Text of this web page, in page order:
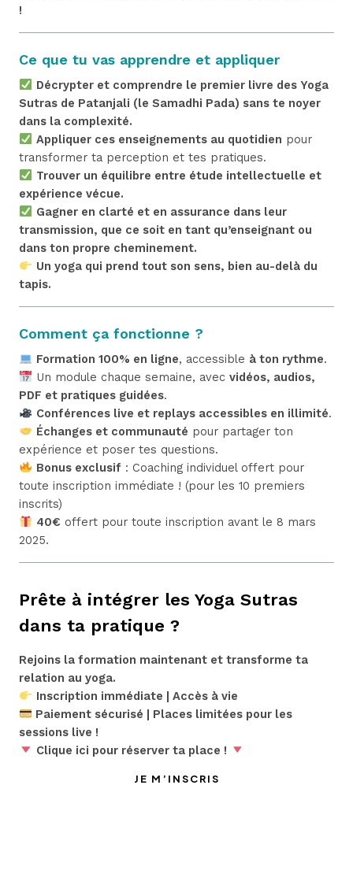
!
Ce que tu vas apprendre et appliquer
Décrypter et comprendre le premier livre des Yoga
Sutras de Patanjali (le Samadhi Pada) sans te noyer
dans la complexité.
Appliquer ces enseignements au quotidien pour
transformer ta perception et tes pratiques.
Trouver un équilibre entre étude intellectuelle et
expérience vécue.
Gagner en clarté et en assurance dans leur
transmission, que ce soit en tant qu’enseignant ou
dans ton propre cheminement.
Un yoga qui prend tout son sens, bien au-delà du
tapis.
Comment ça fonctionne ?
Formation 100% en ligne, accessible à ton rythme.
Un module chaque semaine, avec vidéos, audios,
PDF et pratiques guidées.
Conférences live et replays accessibles en illimité.
Échanges et communauté pour partager ton
expérience et poser tes questions.
Bonus exclusif : Coaching individuel offert pour
toute inscription immédiate ! (pour les 10 premiers
inscrits)
40€ offert pour toute inscription avant le 8 mars
2025.
Prête à intégrer les Yoga Sutras
dans ta pratique ?
Rejoins la formation maintenant et transforme ta
relation au yoga.
Inscription immédiate | Accès à vie
Paiement sécurisé | Places limitées pour les
sessions live !
Clique ici pour réserver ta place !
JE M’INSCRIS